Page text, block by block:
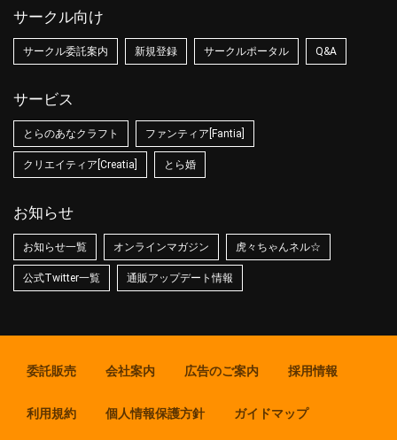
サークル向け
サークル委託案内 新規登録 サークルポータル Q&A
サービス
とらのあなクラフト ファンティア[Fantia]
クリエイティア[Creatia] とら婚
お知らせ
お知らせ一覧 オンラインマガジン 虎々ちゃんネル☆
公式Twitter一覧 通販アップデート情報
委託販売 会社案内 広告のご案内 採用情報
利用規約 個人情報保護方針 ガイドマップ